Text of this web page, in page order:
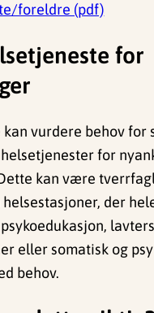
foreldre (pdf)
for
kan vurdere behov for
for
kan være
der
eller somatisk og
behov.